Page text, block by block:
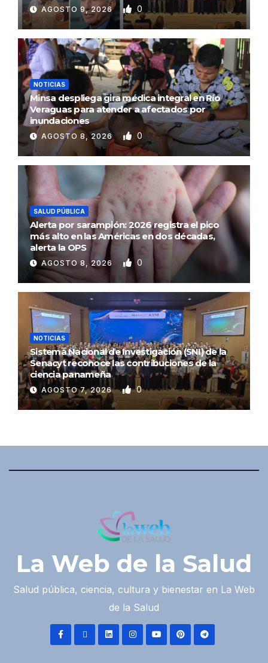
AGOSTO 9, 2026 0
NOTICIAS
Minsa despliega gira médica integral en Río
Veraguas para atender a afectados por
inundaciones
AGOSTO 8, 2026 0
SALUD PÚBLICA
Alerta por sarampión: 2026 registra el pico
más alto en las Américas en dos décadas,
alerta la OPS
AGOSTO 8, 2026 0
NOTICIAS
Sistema Nacional de Investigación (SNI) de la
Senacyt reconoce las contribuciones de la
ciencia panameña
AGOSTO 7, 2026 0
La Web de la Salud
Salud pública, ciencia, cultura y bienestar en La Web
de la Salud